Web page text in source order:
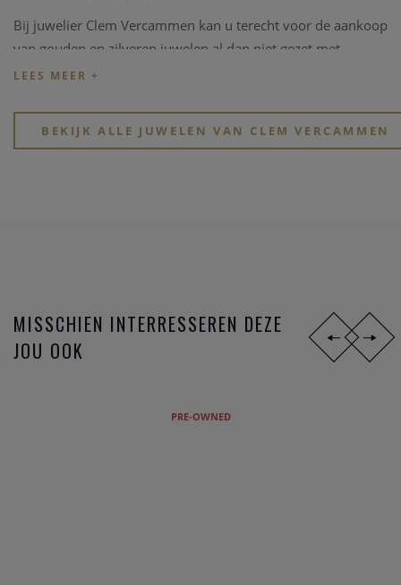
Bij juwelier Clem Vercammen kan u terecht voor de aankoop
van gouden en zilveren juwelen al dan niet gezet met
edelstenen, kleurstenen of in combinaties met parels.
onze physieke winkel in hartje Heist-op-den-Berg.
BEKIJK ALLE JUWELEN VAN CLEM VERCAMMEN
MISSCHIEN INTERRESSEREN DEZE
JOU OOK
PRE-OWNED